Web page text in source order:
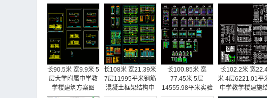
长90.5米 宽9.9米 5
层大学附属中学教
学楼建筑方案图
长108米 宽21.39米
7层11995平米钢筋
混凝土框架结构中
长100.85米 宽
77.45米 5层
14555.98平米实验
长102.2米 宽
米 4层6221.01平
中学教学楼建施